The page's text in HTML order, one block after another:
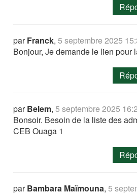
parFranck,5 septembre 2025
Bonjour, Je demande le lien pour
parBelem,5 septembre 2025
Bonsoir. Besoin de la liste des
CEB Ouaga 1
parBambara Maïmouna,5